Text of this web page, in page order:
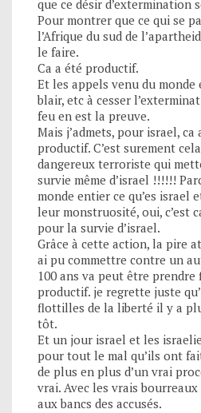
que ce désir d’extermination
Pour montrer que ce qui se
l’Afrique du sud de
le faire.
Ca a été productif.
Et les appels venu du monde
blair, etc à cesser
feu en est la preuve.
Mais j’admets, pour israel,
productif. C’est surement
dangereux terroriste qui
survie même d’israel !!!!!!
monde entier ce qu’es israel
leur monstruosité, oui, c’est
pour la survie d’israel.
Grâce à cette action, la pire
ai pu commettre contre un
100 ans va peut être prendre
productif. je regrette juste
flottilles de la liberté il y a
tôt.
Et un jour israel et les
pour tout le mal qu’ils ont
de plus en plus d’un vrai
vrai. Avec les vrais
aux bancs des accusés.